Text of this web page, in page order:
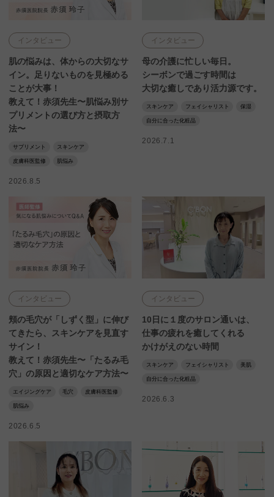
インタビュー
肌の悩みは、体からの大切なサ
イン。足りないものを見極める
ことが大事！
教えて！赤須先生〜肌悩み別サ
プリメントの選び方と摂取方
法〜
サプリメント スキンケア
皮膚科医監修 肌悩み
2026.8.5
インタビュー
母の介護に忙しい毎日。
シーボンで過ごす時間は
大切な癒しであり活力源です。
スキンケア フェイシャリスト 保湿
自分に合った化粧品
2026.7.1
インタビュー
頬の毛穴が「しずく型」に伸び
てきたら、スキンケアを見直す
サイン！
教えて！赤須先生〜「たるみ毛
穴」の原因と適切なケア方法〜
エイジングケア 毛穴 皮膚科医監修
肌悩み
2026.6.5
インタビュー
10日に１度のサロン通いは、
仕事の疲れを癒してくれる
かけがえのない時間
スキンケア フェイシャリスト 美肌
自分に合った化粧品
2026.6.3